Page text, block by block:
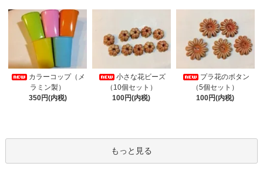
カラーコップ（メ
ラミン製）
350円(内税)
小さな花ビーズ
（10個セット）
100円(内税)
プラ花のボタン
（5個セット）
100円(内税)
もっと見る